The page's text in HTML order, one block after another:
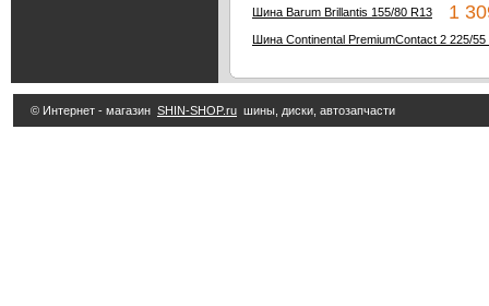
Шина Barum Brillantis 155/80 R13 1
Шина Continental PremiumContact 2 225/55
© Интернет - магазин SHIN-SHOP.ru шины, диски, автозапчасти